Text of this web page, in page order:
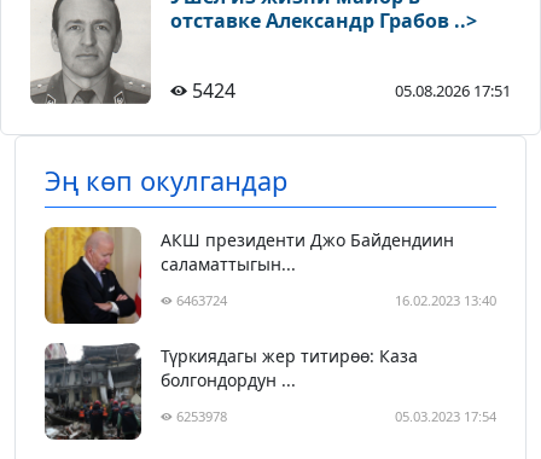
отставке Александр Грабов ..>
5424 05.08.2026 17:51
Эң көп окулгандар
АКШ президенти Джо Байдендиин
саламаттыгын...
6463724 16.02.2023 13:40
Түркиядагы жер титирөө: Каза
болгондордун ...
6253978 05.03.2023 17:54